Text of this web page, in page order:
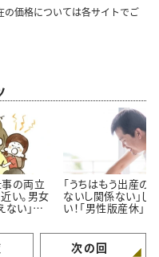
価格については各サイトでご
の両立
い。男女
ない」感
リセツ
「うちはもう出産の
ないし関係ない」じ
い！「男性版産休」
す #男性から見た
トリセツ
次の回